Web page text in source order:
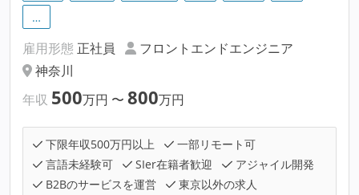
…
雇用形態 正社員
フロントエンドエンジニア
神奈川
年収 500万円 〜 800万円
下限年収500万円以上
一部リモート可
言語未経験可
SIer在籍者歓迎
アジャイル開発
B2Bのサービスを運営
東京以外の求人